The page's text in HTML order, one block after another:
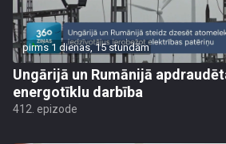
pirms 1 dienas, 15 stundām
Ungārijā un Rumānijā
energotīklu darbība
412. epizode